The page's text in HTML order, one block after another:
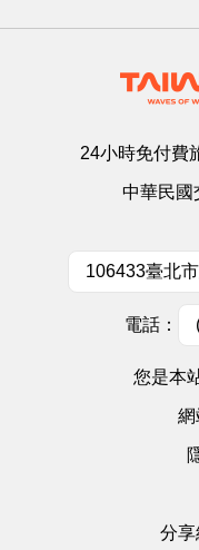
24小時免付費
中華民國
106433臺北
電話：
您是本
網
分享